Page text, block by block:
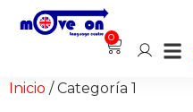
0
Inicio / Categoría 1